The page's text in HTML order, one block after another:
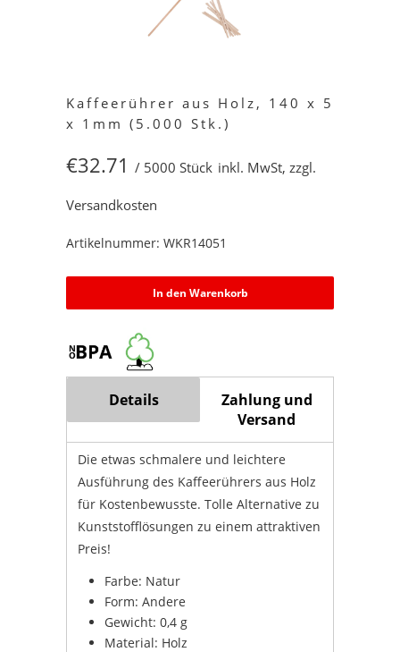
Kaffeerührer aus Holz, 140 x 5
x 1mm (5.000 Stk.)
€32.71 / 5000 Stück inkl. MwSt, zzgl.
Versandkosten
Artikelnummer: WKR14051
In den Warenkorb
Details
Zahlung und
Versand
Die etwas schmalere und leichtere
Ausführung des Kaffeerührers aus Holz
für Kostenbewusste. Tolle Alternative zu
Kunststofflösungen zu einem attraktiven
Preis!
Farbe: Natur
Form: Andere
Gewicht: 0,4 g
Material: Holz